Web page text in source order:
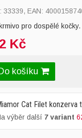
33339, EAN:
pro dospělé kočky.
Kč
košíku
Cat Filet konzerva
výběr další 7 variant